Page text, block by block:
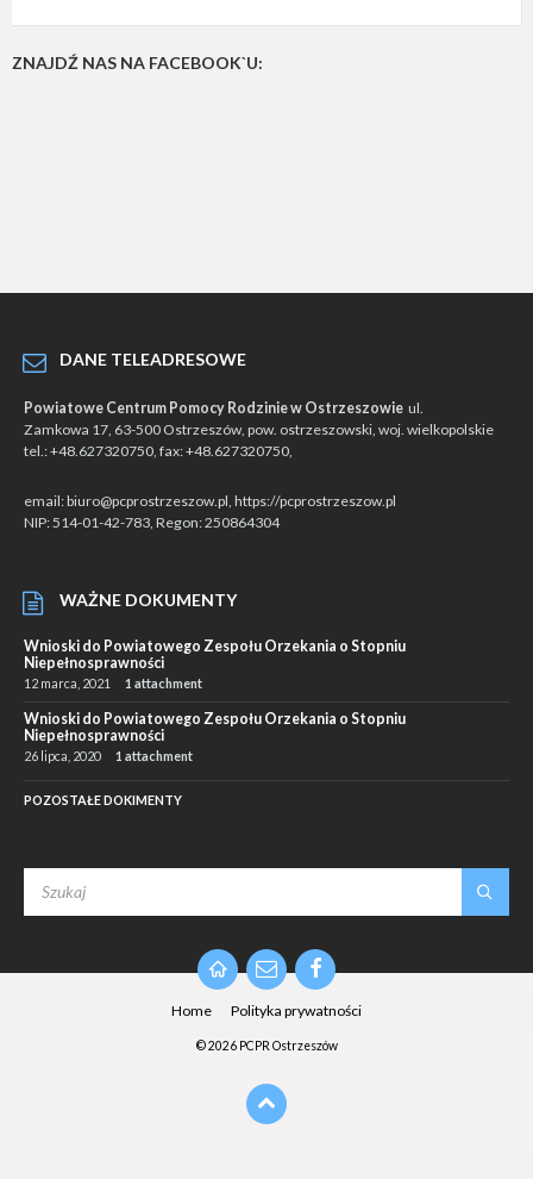
ZNAJDŹ NAS NA FACEBOOK`U:
DANE TELEADRESOWE
Powiatowe Centrum Pomocy Rodzinie w Ostrzeszowie ul.
Zamkowa 17, 63-500 Ostrzeszów, pow. ostrzeszowski, woj. wielkopolskie
tel.: +48.627320750, fax: +48.627320750,
email: biuro@pcprostrzeszow.pl, https://pcprostrzeszow.pl
NIP: 514-01-42-783, Regon: 250864304
WAŻNE DOKUMENTY
Wnioski do Powiatowego Zespołu Orzekania o Stopniu
Niepełnosprawności
12 marca, 2021 1 attachment
Wnioski do Powiatowego Zespołu Orzekania o Stopniu
Niepełnosprawności
26 lipca, 2020 1 attachment
POZOSTAŁE DOKIMENTY
EmailFacebook
Home Polityka prywatności
© 2026 PCPR Ostrzeszów